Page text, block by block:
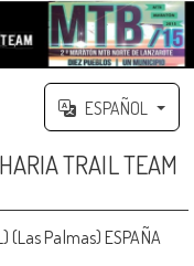
ESPAÑOL
TRAIL TEAM
(Las Palmas) ESPAÑA